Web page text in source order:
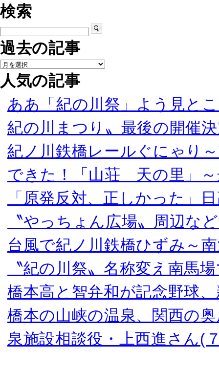
検索
過去の記事
人気の記事
ああ「紀の川祭」よう見と
紀の川まつり〟最後の開催
紀ノ川鉄橋レールぐにゃり
できた！「山荘 天の里」～
「原発反対、正しかった」
〝やっちょん広場〟周辺な
台風で紀ノ川鉄橋ひずみ～
〝紀の川祭〟名称変え南馬
橋本高と智弁和が記念野球
橋本の山峡の温泉、関西の
泉施設相談役・上西進さん(